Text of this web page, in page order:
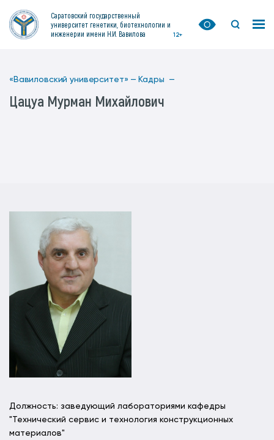
Саратовский государственный
университет генетики, биотехнологии и
инженерии имени Н.И. Вавилова
12+
«Вавиловский университет» — Кадры —
Цацуа Мурман Михайлович
Должность: заведующий лабораториями кафедры
"Технический сервис и технология конструкционных
материалов"